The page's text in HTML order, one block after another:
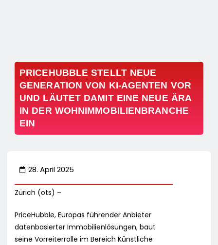
PRICEHUBBLE STELLT NEUE
GENERATION VON KI-AGENTEN VOR
UND LÄUTET DAMIT EINE NEUE ÄRA
IN DER WOHNIMMOBILIENBRANCHE
EIN
28. April 2025
Zürich (ots) –
PriceHubble, Europas führender Anbieter
datenbasierter Immobilienlösungen, baut
seine Vorreiterrolle im Bereich Künstliche